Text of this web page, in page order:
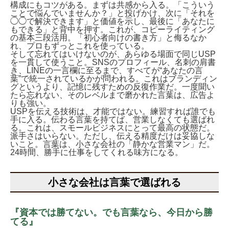
構成にもコツがある。まずは共感から入る。「こういう
ことで悩んでいませんか？」と投げかけ、次に「それを
◯◯で解決できます」と価値を示し、最後に「あなたに
もできる」と背中を押す。これが、コピーライティング
の基本三段活用。「初心者向けの書き方」と侮るなか
れ、プロもずっとこれを使っている。
そして忘れてはいけないのが、あらゆる場面で同じUSP
を一貫して使うこと。SNSのプロフィール、名刺の肩書
き、LINEの一言欄に至るまで、すべてが“あなたの言
葉”で統一されているかが問われる。これはブランディン
グというより、記憶に残すための反復作業だ。一度聞い
たら忘れない、そのレベルまで磨かれた言葉は、広告よ
りも強い。
USPを伝える技術は、才能ではない。練習すれば誰でも
手に入る。伝わる言葉を持てば、営業しなくても選ばれ
る。これは、スモールビジネスにとって最高の状態だ。
派手さはいらない。ただし、伝える精度だけは妥協しな
いこと。言葉は、小さな会社の「静かな営業マン」だ。
24時間、勝手に仕事をしてくれる味方になる。
小さな会社は言葉で選ばれる
『資本では勝てない。でも言葉なら、今日から勝
てる』